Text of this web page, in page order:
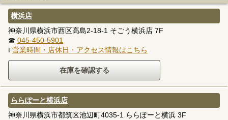
横浜店
神奈川県横浜市西区高島2-18-1 そごう横浜店 7F
☎ 045-450-5901
ℹ 営業時間・店休日・アクセス情報はこちら
ららぽーと横浜店
神奈川県横浜市都筑区池辺町4035-1 ららぽーと横浜 3F